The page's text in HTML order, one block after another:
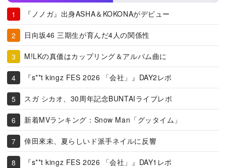
『ノノガ』出身ASHA＆KOKONAがデビュー
日向坂46 三期生が育んだ4人の関係性
M!LKの真価はカップリング＆アルバム曲に
『s**t kingz FES 2026 「会社」』DAY2レポ
スガ シカオ、30周年記念BUNTAIライブレポ
新着MVランキング：Snow Man「グッタイム」
倖田來未、夏らしいド派手ネイルに反響
『s**t kingz FES 2026 「会社」』DAY1レポ